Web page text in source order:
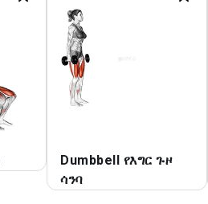
Dumbbell የእግር ጉዞ
ሳንባ